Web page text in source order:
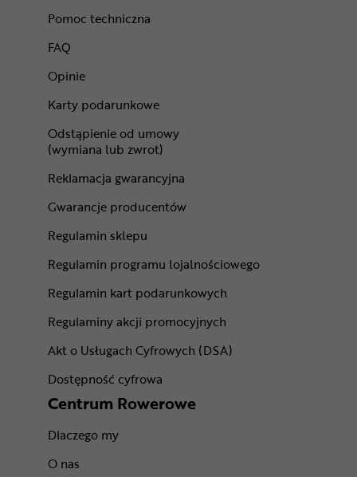
Pomoc techniczna
FAQ
Opinie
Karty podarunkowe
Odstąpienie od umowy
(wymiana lub zwrot)
Reklamacja gwarancyjna
Gwarancje producentów
Regulamin sklepu
Regulamin programu lojalnościowego
Regulamin kart podarunkowych
Regulaminy akcji promocyjnych
Akt o Usługach Cyfrowych (DSA)
Dostępność cyfrowa
Centrum Rowerowe
Dlaczego my
O nas